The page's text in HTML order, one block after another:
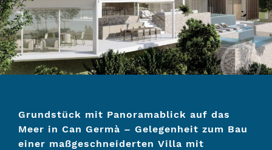
Grundstück mit Panoramablick auf das
Meer in Can Germà – Gelegenheit zum Bau
einer maßgeschneiderten Villa mit